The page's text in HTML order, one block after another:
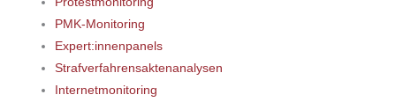
PMK-Monitoring
Expert:innenpanels
Strafverfahrensaktenanalysen
Internetmonitoring